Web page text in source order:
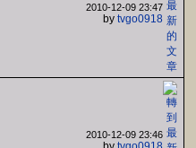
2010-12-09 23:47
by tvgo0918
2010-12-09 23:46